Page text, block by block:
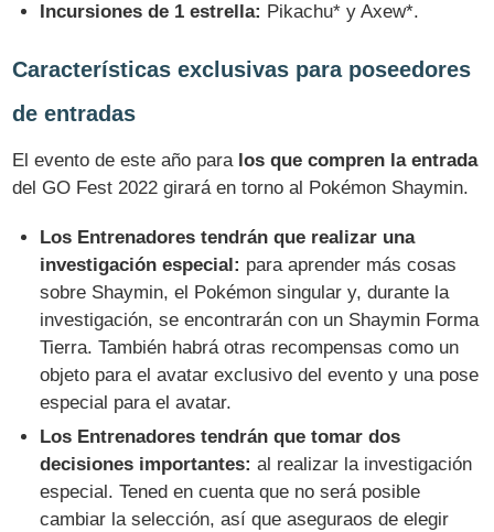
Incursiones de 1 estrella: Pikachu* y Axew*.
Características exclusivas para poseedores
de entradas
El evento de este año para los que compren la entrada
del GO Fest 2022 girará en torno al Pokémon Shaymin.
Los Entrenadores tendrán que realizar una
investigación especial: para aprender más cosas
sobre Shaymin, el Pokémon singular y, durante la
investigación, se encontrarán con un Shaymin Forma
Tierra. También habrá otras recompensas como un
objeto para el avatar exclusivo del evento y una pose
especial para el avatar.
Los Entrenadores tendrán que tomar dos
decisiones importantes: al realizar la investigación
especial. Tened en cuenta que no será posible
cambiar la selección, así que aseguraos de elegir